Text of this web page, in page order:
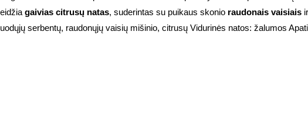
gaivias citrusų natas, suderintas su puikaus skonio raudonais vaisiais
serbentų, raudonųjų vaisių mišinio, citrusų Vidurinės natos: žalumos